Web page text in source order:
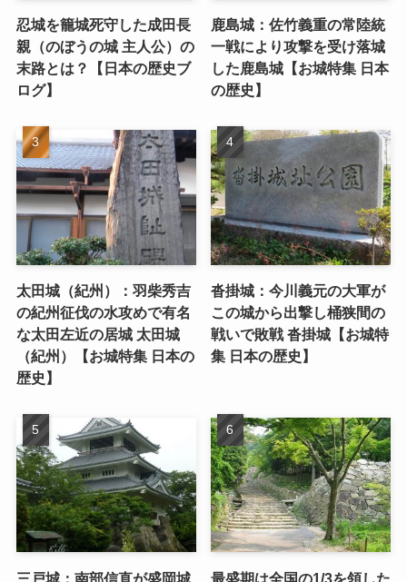
忍城を籠城死守した成田長
親（のぼうの城 主人公）の
末路とは？【日本の歴史ブ
ログ】
鹿島城：佐竹義重の常陸統
一戦により攻撃を受け落城
した鹿島城【お城特集 日本
の歴史】
太田城（紀州）：羽柴秀吉
の紀州征伐の水攻めで有名
な太田左近の居城 太田城
（紀州）【お城特集 日本の
歴史】
沓掛城：今川義元の大軍が
この城から出撃し桶狭間の
戦いで敗戦 沓掛城【お城特
集 日本の歴史】
三戸城：南部信直が盛岡城 最盛期は全国の1/3を領した